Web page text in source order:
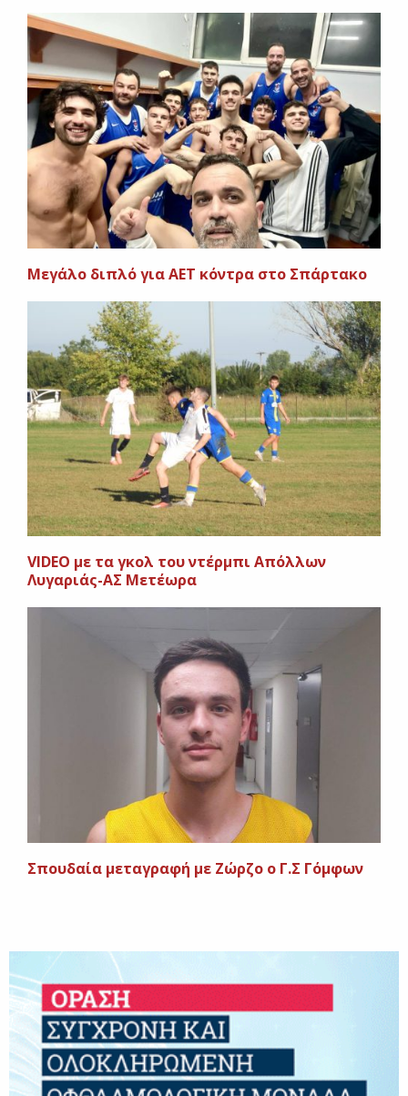
Μεγάλο διπλό για ΑΕΤ κόντρα στο Σπάρτακο
VIDEO με τα γκολ του ντέρμπι Απόλλων
Λυγαριάς-ΑΣ Μετέωρα
Σπουδαία μεταγραφή με Ζώρζο ο Γ.Σ Γόμφων